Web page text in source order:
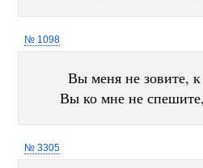
№ 1098
Вы меня не зовите,
Вы ко мне не
№ 3305